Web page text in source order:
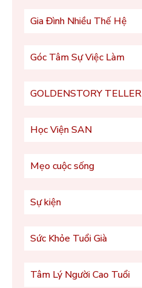
Gia Đình Nhiều Thế Hệ
Góc Tâm Sự Việc Làm
GOLDENSTORY TELLER
Học Viện SAN
Mẹo cuộc sống
Sự kiện
Sức Khỏe Tuổi Già
Tâm Lý Người Cao Tuổi